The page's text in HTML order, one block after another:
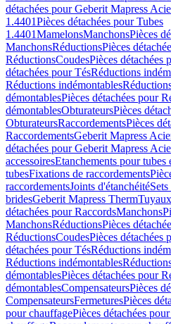
détachées pour Geberit Mapress
1.4401Pièces détachées pour Tubes
1.4401MamelonsManchonsPièces
ManchonsRéductionsPièces
RéductionsCoudesPièces détachées
détachées pour TésRéductions
Réductions indémontables
démontablesPièces détachées pour
démontablesObturateursPièces
ObturateursRaccordementsPièces
RaccordementsGeberit Mapress
détachées pour Geberit Mapress
accessoiresEtanchements pour tubes
tubesFixations de raccordements
raccordementsJoints d'étanchéité
bridesGeberit Mapress Therm
détachées pour RaccordsManchons
ManchonsRéductionsPièces
RéductionsCoudesPièces détachées
détachées pour TésRéductions
Réductions indémontables
démontablesPièces détachées pour
démontablesCompensateursPièces
CompensateursFermeturesPièces
pour chauffagePièces détachées